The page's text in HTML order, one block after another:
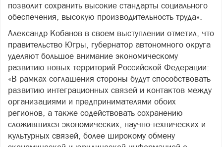
позволит сохранить высокие стандарты социального
обеспечения, высокую производительность труда».
Александр Кобанов в своем выступлении отметил, что
правительство Югры, губернатор автономного округа
уделяют большое внимание экономическому
развитию новых территорий Российской Федерации:
«В рамках соглашения стороны будут способствовать
развитию интеграционных связей и контактов между
организациями и предпринимателями обоих
регионов, а также содействовать сохранению
сложившихся экономических, научно-технических и
культурных связей, более широкому обмену